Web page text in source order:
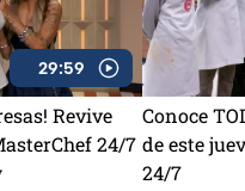
29:59
Revive
24/7
Conoce
de este
24/7